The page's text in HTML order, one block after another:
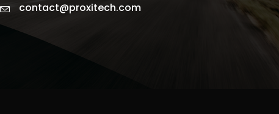
contact@proxitech.com